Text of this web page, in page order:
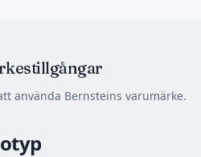
använda Bernsteins varumärke.